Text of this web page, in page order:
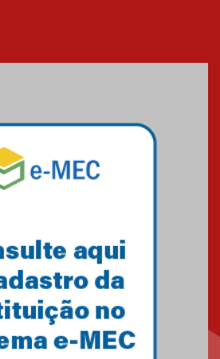
Mackenzie mobiliza campanha
solidária para apoiar famílias em
Minas Gerais
Primeiro culto do ano ressalta o
27.02.2026